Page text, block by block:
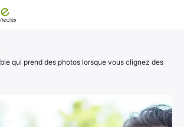
qui prend des photos lorsque vous clignez des